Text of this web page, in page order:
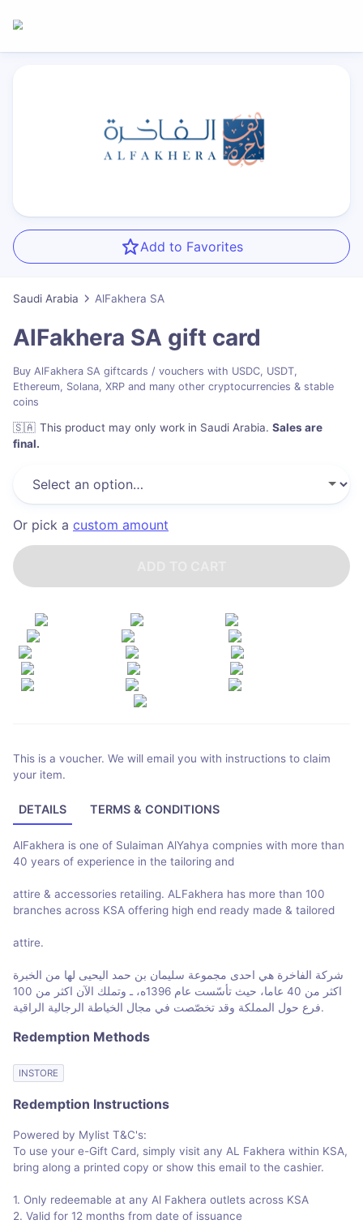
Add to Favorites
Saudi Arabia AlFakhera SA
AlFakhera SA gift card
Buy AlFakhera SA giftcards / vouchers with USDC, USDT,
Ethereum, Solana, XRP and many other cryptocurrencies & stable
coins
🇸🇦 This product may only work in Saudi Arabia. Sales are
final.
Or pick a custom amount
This is a voucher. We will email you with instructions to claim
your item.
DETAILS TERMS & CONDITIONS
AlFakhera is one of Sulaiman AlYahya compnies with more than
40 years of experience in the tailoring and
attire & accessories retailing. ALFakhera has more than 100
branches across KSA offering high end ready made & tailored
attire.
شركة الفاخرة هي احدى مجموعة سليمان بن حمد اليحيى لها من الخبرة
اكثر من 40 عاما، حيث تأسّست عام 1396ه، ـ وتملك الآن اكثر من 100
فرع حول المملكة وقد تخصّصت في مجال الخياطة الرجالية الراقية.
Redemption Methods
INSTORE
Redemption Instructions
Powered by Mylist T&C's:
To use your e-Gift Card, simply visit any AL Fakhera within KSA,
bring along a printed copy or show this email to the cashier.
1. Only redeemable at any Al Fakhera outlets across KSA
2. Valid for 12 months from date of issuance